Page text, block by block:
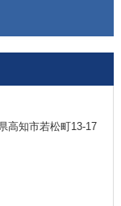
知市若松町13-17